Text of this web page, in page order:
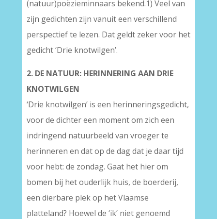
(natuur)poëzieminnaars bekend.1) Veel van
zijn gedichten zijn vanuit een verschillend
perspectief te lezen. Dat geldt zeker voor het
gedicht ‘Drie knotwilgen’.
2. DE NATUUR: HERINNERING AAN DRIE
KNOTWILGEN
‘Drie knotwilgen’ is een herinneringsgedicht,
voor de dichter een moment om zich een
indringend natuurbeeld van vroeger te
herinneren en dat op de dag dat je daar tijd
voor hebt: de zondag. Gaat het hier om
bomen bij het ouderlijk huis, de boerderij,
een dierbare plek op het Vlaamse
platteland? Hoewel de ‘ik’ niet genoemd